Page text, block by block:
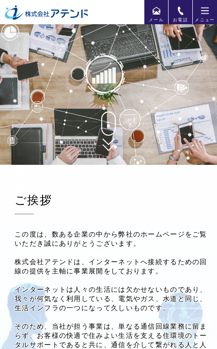
メール お電話 メニュー
ご挨拶
この度は、数ある企業の中から弊社のホームページをご覧
いただき誠にありがとうございます。
株式会社アテンドは、インターネットへ接続するための回
線の提供を主軸に事業展開をしております。
インターネットは人々の生活には欠かせないものであり、
我々が何気なく利用している、電気やガス、水道と同じ、
生活インフラの一つになって久しいものです。
そのため、当社が担う事業は、単なる通信回線業務に留ま
らず、お客様の快適で住みよい生活を支える住環境のトー
タルサポートであると共に、通信を介して繋がれる人と人